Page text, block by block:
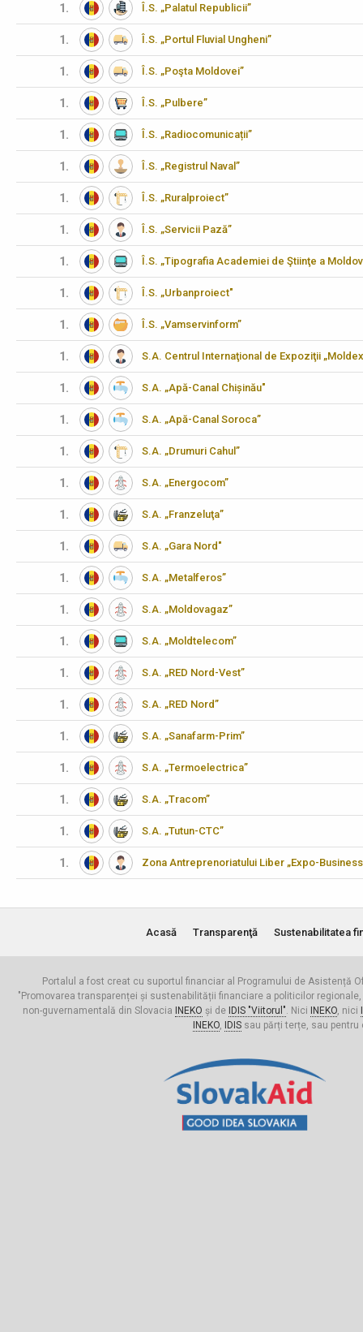
1. Î.S. „Palatul Republicii”
1. Î.S. „Portul Fluvial Ungheni”
1. Î.S. „Poşta Moldovei”
1. Î.S. „Pulbere”
1. Î.S. „Radiocomunicații”
1. Î.S. „Registrul Naval”
1. Î.S. „Ruralproiect”
1. Î.S. „Servicii Pază”
1. Î.S. „Tipografia Academiei de Ştiinţe a
1. Î.S. „Urbanproiect"
1. Î.S. „Vamservinform”
1. S.A. Centrul Internaţional de Expoziţii
1. S.A. „Apă-Canal Chișinău"
1. S.A. „Apă-Canal Soroca”
1. S.A. „Drumuri Cahul”
1. S.A. „Energocom”
1. S.A. „Franzeluţa”
1. S.A. „Gara Nord"
1. S.A. „Metalferos”
1. S.A. „Moldovagaz”
1. S.A. „Moldtelecom”
1. S.A. „RED Nord-Vest”
1. S.A. „RED Nord”
1. S.A. „Sanafarm-Prim”
1. S.A. „Termoelectrica”
1. S.A. „Tracom”
1. S.A. „Tutun-CTC”
1. Zona Antreprenoriatului Liber „Expo-
Acasă Transparenţă Sustenabilitatea
Portalul a fost creat cu suportul financiar al Programului de Asistență
"Promovarea transparenței și sustenabilității financiare a politicilor
non-guvernamentală din Slovacia
INEKO și de IDIS "Viitorul". Nici INEKO, nici
INEKO, IDISsau părți terțe, sau pentru